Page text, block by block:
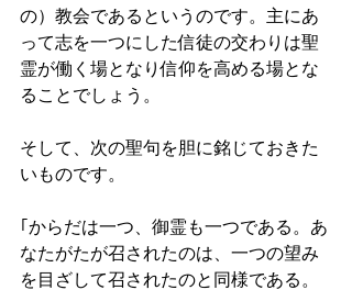
の）教会であるというのです。主にあ
って志を一つにした信徒の交わりは聖
霊が働く場となり信仰を高める場とな
ることでしょう。
そして、次の聖句を胆に銘じておきた
いものです。
｢からだは一つ、御霊も一つである。あ
なたがたが召されたのは、一つの望み
を目ざして召されたのと同様である。